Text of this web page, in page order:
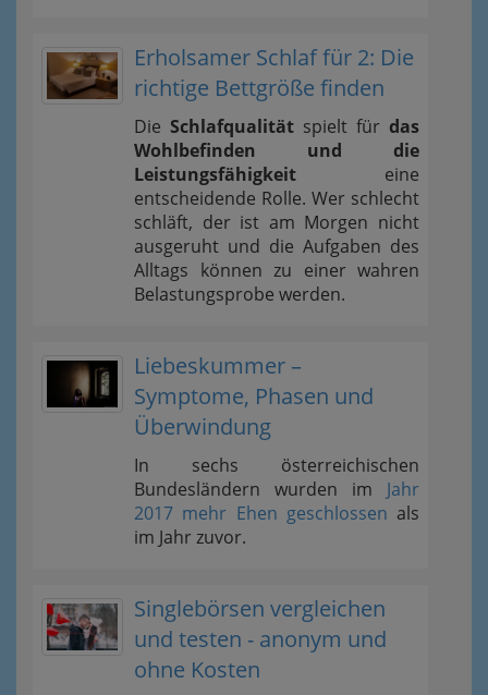
Erholsamer Schlaf für 2: Die
richtige Bettgröße finden
Die Schlafqualität spielt für das
Wohlbefinden und die
Leistungsfähigkeit eine
entscheidende Rolle. Wer schlecht
schläft, der ist am Morgen nicht
ausgeruht und die Aufgaben des
Alltags können zu einer wahren
Belastungsprobe werden.
Liebeskummer –
Symptome, Phasen und
Überwindung
In sechs österreichischen
Bundesländern wurden im Jahr
2017 mehr Ehen geschlossen als
im Jahr zuvor.
Singlebörsen vergleichen
und testen - anonym und
ohne Kosten